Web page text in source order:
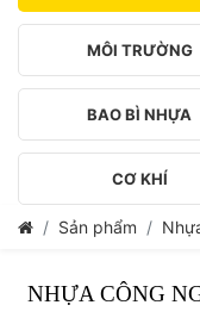
MÔI TRƯỜNG
BAO BÌ NHỰA
CƠ KHÍ
Sản phẩm
NHỰA CÔNG